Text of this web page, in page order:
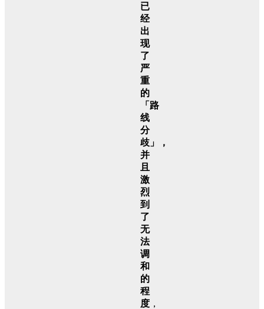
已
经
出
现
了
严
重
的
「路
线
分
歧」，
并
且
激
烈
到
了
无
法
调
和
的
程
度 ，